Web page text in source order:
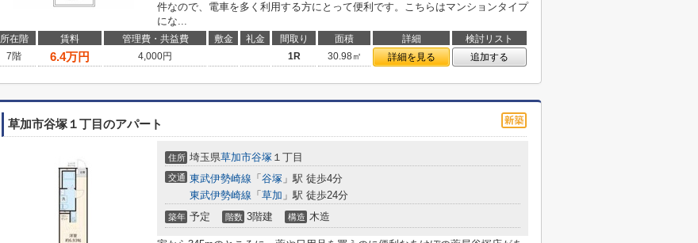
件なので、電車を多く利用する方にとって便利です。こちらはマンションタイプ
にな...
所在階 賃料 管理費・共益費 敷金 礼金 間取り 面積 詳細
検討リスト
7階
6.4万円 4,000円 1R 30.98㎡ 詳細を見る 追加する
草加市谷塚１丁目のアパート
住所 埼玉県草加市谷塚 １丁目
交通 東武伊勢崎線 「 谷塚 」駅 徒歩4分
東武伊勢崎線 「 草加 」駅 徒歩24分
築年 予定 階数 3階建 構造 木造